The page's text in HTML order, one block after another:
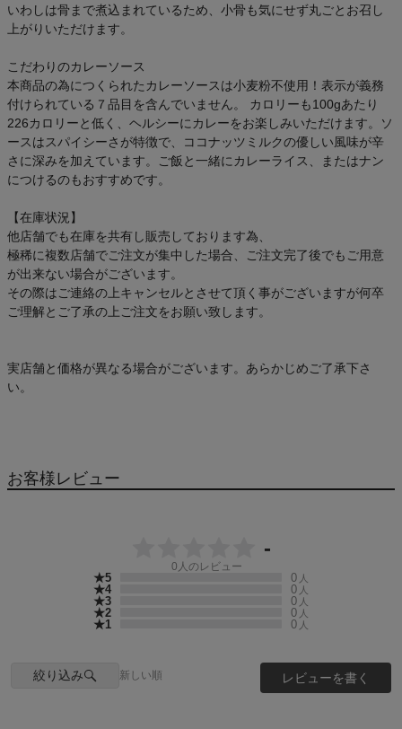
スタッフブログ
いわしは骨まで煮込まれているため、小骨も気にせず丸ごとお召し
上がりいただけます。
こだわりのカレーソース
本商品の為につくられたカレーソースは小麦粉不使用！表示が義務
付けられている７品目を含んでいません。 カロリーも100gあたり
226カロリーと低く、ヘルシーにカレーをお楽しみいただけます。ソ
ースはスパイシーさが特徴で、ココナッツミルクの優しい風味が辛
さに深みを加えています。ご飯と一緒にカレーライス、またはナン
につけるのもおすすめです。
【在庫状況】
他店舗でも在庫を共有し販売しております為、
極稀に複数店舗でご注文が集中した場合、ご注文完了後でもご用意
が出来ない場合がございます。
その際はご連絡の上キャンセルとさせて頂く事がございますが何卒
ご理解とご了承の上ご注文をお願い致します。
実店舗と価格が異なる場合がございます。あらかじめご了承下さ
い。
お客様レビュー
-
0 人のレビュー
★5 0 人
★4 0 人
★3 0 人
★2 0 人
★1 0 人
絞り込み 新しい順 レビューを書く